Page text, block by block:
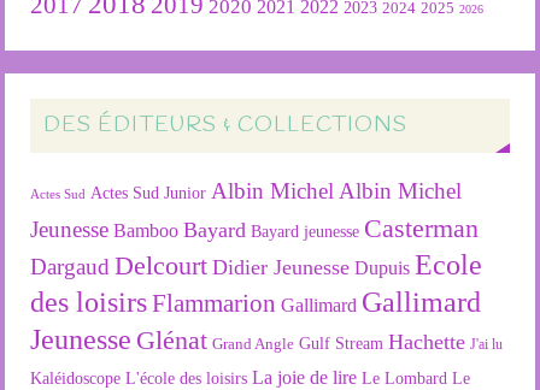
2020 2021 2022 2023 2024 2025 2026
DES ÉDITEURS & COLLECTIONS
Actes Sud Actes Sud Junior Albin Michel Albin Michel
Jeunesse Bamboo Bayard Bayard jeunesse Casterman
Dargaud Delcourt Didier Jeunesse Dupuis Ecole
des loisirsFlammarion Gallimard Gallimard
Jeunesse Glénat Grand Angle Gulf Stream Hachette J'ai lu
Kaléidoscope L'école des loisirs La joie de lire Le Lombard Le